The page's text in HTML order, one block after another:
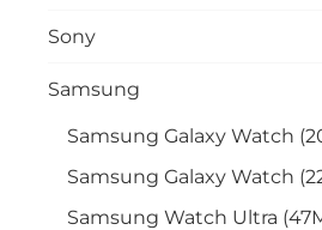
Sony
Samsung
Samsung Galaxy Watch
Samsung Galaxy Watch
Samsung Watch Ultra